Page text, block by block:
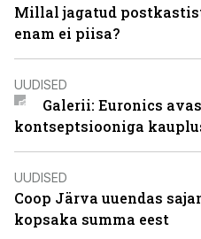
Millal jagatud
enam ei piisa?
UUDISED
Galerii: Euronics
kontseptsiooniga
UUDISED
Coop Järva uuendas
kopsaka summa eest